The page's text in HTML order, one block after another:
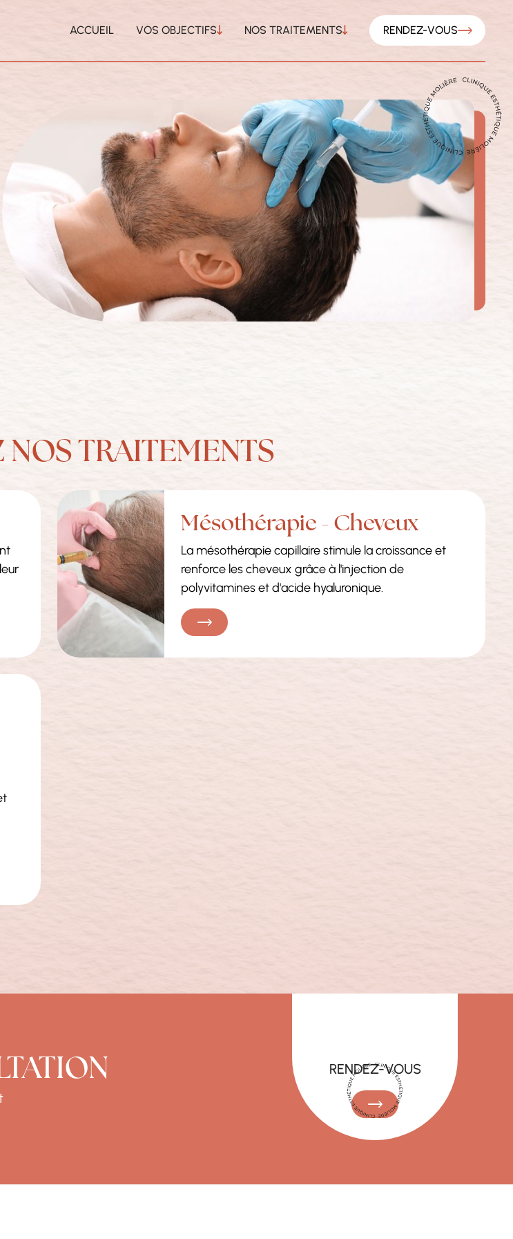
ACCUEIL VOS OBJECTIFS NOS TRAITEMENTS RENDEZ-VOUS
TRAITEMENTS
Mésothérapie - Cheveux
La mésothérapie capillaire stimule la croissance et
renforce les cheveux grâce à l'injection de
polyvitamines et d'acide hyaluronique.
RENDEZ-VOUS